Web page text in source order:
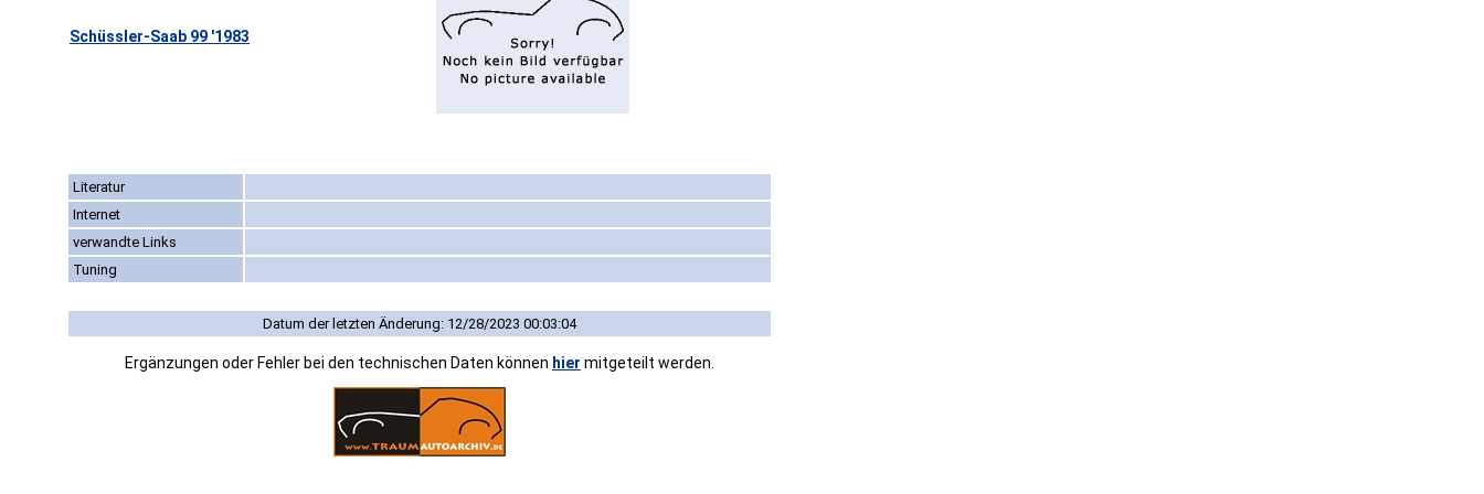
Schüssler-Saab 99 '1983
Literatur
Internet
verwandte Links
Tuning
Datum der letzten Änderung: 12/28/2023 00:03:04
Ergänzungen oder Fehler bei den technischen Daten können hier mitgeteilt werden.